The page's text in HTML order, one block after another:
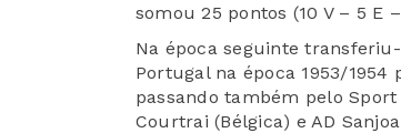
somou 25 pontos (10 V – 5 E –
Na época seguinte
Portugal na época 1953/
passando também pelo
Courtrai (Bélgica) e AD